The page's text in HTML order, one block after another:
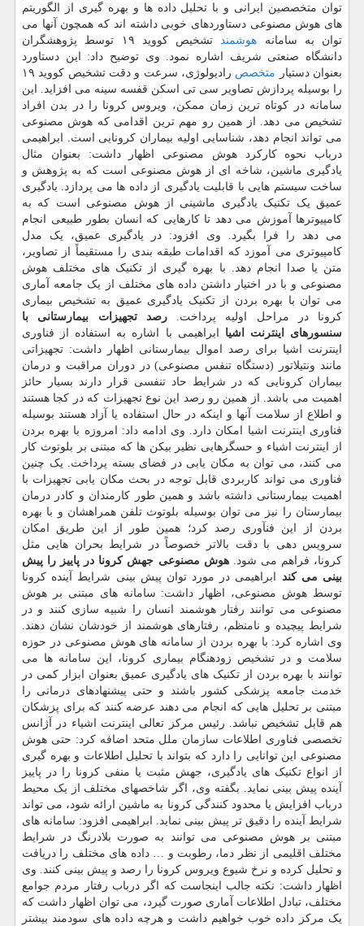
توان متخصصین ایرانی و با تحلیل داده ها و بهره گیری از الگوریتم
های هوش مصنوعی دستاوردهای خوبی داشته اند که همچون آنها می
توان به سامانه هوشمند
تشخیص کووید ۱۹ توسط پژوهشگران
دانشگاه صنعتی شریف اشاره نمود. وی توضیح داد: این دستاورد
بعنوان دستیار متخصص
رادیولوژی، سرعت و دقت تشخیص کووید ۱۹
را بوسیله پردازش تصاویر سی تی اسکن قفسه سینه می افزاید. این
سامانه در کوتاه ترین زمان ممکن، ویروس کرونا را در بدن افراد
تشخیص می دهد. از همین رو مهم ترین اقدامی که هوش مصنوعی
می تواند انجام دهد، شناسایی اولیه بیماران کرونایی است. ابراهیمی
درباب نحوه کارکرد هوش مصنوعی اظهار داشت: بعنوان مثال
یادگیری ماشین، شاخه ای از هوش مصنوعی است که به پژوهش و
ساخت سیستم هایی با قابلیت یادگیری از داده ها می پردازد. یادگیری
عمیق یک تکنیک یادگیری ماشینی از هوش مصنوعی است که به
کامپیوترها آموزش می دهد تا کارهایی که انسان بطور طبیعی انجام
می دهد را فرا بگیرد. وی افزود: در یادگیری عمیق، یک مدل
کامپیوتری می آموزد که اقدامات طبقه بندی را مستقیماً از تصاویر،
متن یا صدا انجام دهد. با بهره گیری از تکنیک های مختلف هوش
مصنوعی و با در اختیار داشتن داده های مختلف از یک جامعه آماری
می توان با بهره بردن از تکنیک یادگیری عمیق به تشخیص بیماری
کرونا در مراحل اولیه پرداخت.رصد تجهیزات بیمارستانی با
سنسورهای اینترنت اشیا ابراهیمی با اشاره به استفاده از فناوری
اینترنت اشیا برای رصد اموال بیمارستانی اظهار داشت: تجهیزاتی
مانند ونتیلاتور (دستگاه تنفس مصنوعی) در دوران مراقبت و درمان
بیماران کرونایی که در شرایط حاد تنفسی قرار دارند بسیار حائز
اهمیت می باشد. از همین رو رصد این نوع تجهیزات که در کجا هستند
و اطلاع از سلامت آنها و اینکه در حال استفاده یا آزاد هستند بوسیله
فناوری اینترنت اشیا امکان دارد. وی ادامه داد: امروزه با بهره بردن
از اینترنت اشیاء و حسگرهایی نظیر بیکن ها که مبتنی بر بلوتوث کار
می کنند، می توان به مکان یابی در فضای بسته پرداخت. یک چنین
فناوری می تواند کاربردی قابل توجه در بحث مکان یابی تجهیزات با
اهمیت بیمارستانی داشته باشد و همین طور کارمندان و کادر درمان
بیمارستان را نیز می توان بوسیله بلوتوث تلفن همراهشان و با بهره
بردن از این فنآوری رصد کرد؛ همین طور از این طریق امکان
سرویس دهی با دقت بالاتر خصوصاً در شرایط بحران هایی مثل
کرونا، فراهم می شود.هوش مصنوعی جهش کرونا در پاییز را پیش
بینی می کند ابراهیمی در مورد توان پیش بینی شرایط آینده کرونا
توسط هوش مصنوعی، اظهار داشت: سامانه های مبتنی بر هوش
مصنوعی می توانند رفتار هوشمند انسان را شبیه سازی کنند و در
شرایط پیچیده و نامنظم، رفتارهای هوشمند از خودشان نشان دهند.
وی اشاره کرد: با بهره بردن از سامانه های هوش مصنوعی در حوزه
سلامت و در تشخیص زودهنگام بیماری کرونا، این سامانه ها می
توانند با بهره بردن از تکنیک های یادگیری عمیق بعنوان ابزار کمی در
خدمت جامعه پزشکی کشور باشند و حتی پیشنهادهای درمانی را
مبتنی بر تحلیل هایی که انجام می دهند عرضه کنند که برای پزشکان
هم قابل تشخیص نباشد. رئیس مرکز تعالی اینترنت اشیاء در آژانس
تخصصی فناوری اطلاعات سازمان ملل متحد اضافه کرد: حتی هوش
مصنوعی این توانایی را دارد که بتواند با تحلیل اطلاعات و بهره گیری
از انواع تکنیک های یادگیری، جهش مثبت یا منفی کرونا را در پاییز
آینده پیش بینی نماید. بگفته وی، اگر شاخصهای مختلف از یک محیط
درباب افزایش یا محدود کنندگی کرونا به ماشین ارائه شود، می تواند
شرایط آینده را دقیق تر پیش بینی نماید. ابراهیمی افزود: سامانه های
مبتنی بر هوش مصنوعی می توانند به صورت بلادرنگ در شرایط
مختلف اقلیمی از نظر دما، رطوبت و … داده های مختلف را دریافت
و تحلیل کرده و نرخ شیوع ویروس کرونا را رصد و پیش بینی کنند. وی
اظهار داشت: نکته جالب اینجاست که اگر درباب رفتار مردم جوامع
مختلف، تبادل اطلاعات آماری صورت گیرد، می توان اظهار داشت که
یک مرکز داده خوب خواهیم داشت و هرچه داده های سودمند بیشتر